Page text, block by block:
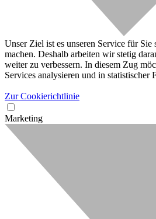
Unser Ziel ist es unseren Service für
machen. Deshalb arbeiten wir stetig
weiter zu verbessern. In diesem Zug
Services analysieren und in statistischer
Zur Cookierichtlinie
Marketing